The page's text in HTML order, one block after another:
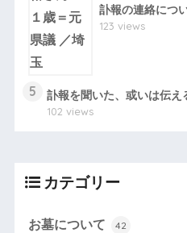
訃報の連絡につ
123 views
5
訃報を聞いた、或いは伝え
102 views
カテゴリー
お墓について 42